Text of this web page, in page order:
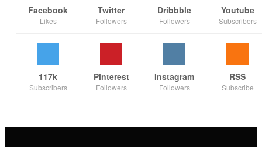
Facebook
Likes
Twitter
Followers
Dribbble
Followers
Youtube
Subscribers
117k
Subscribers
Pinterest
Followers
Instagram
Followers
RSS
Subscribe